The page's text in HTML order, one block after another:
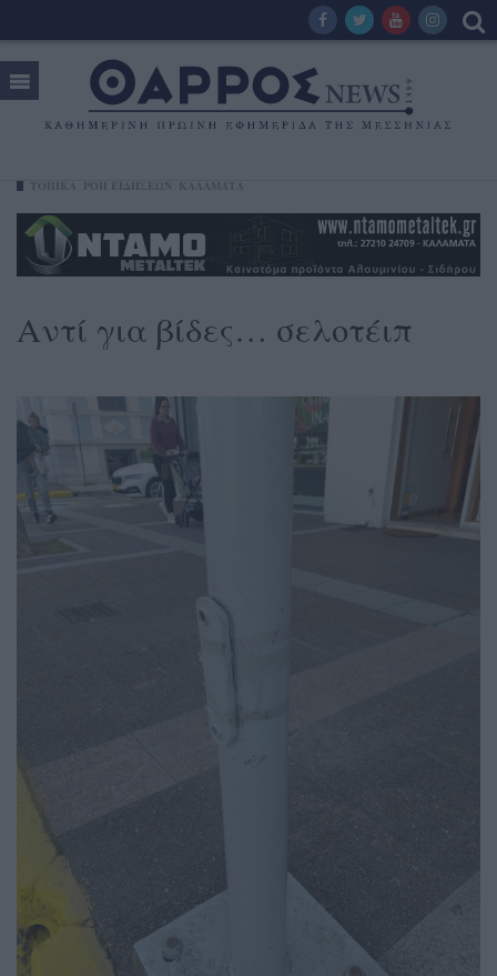
Αντί για βίδες… σελοτέιπ